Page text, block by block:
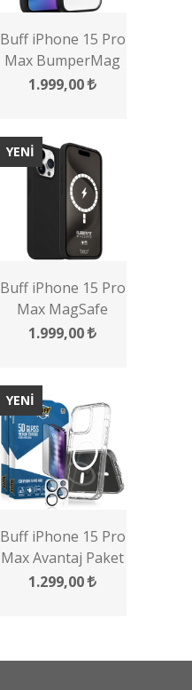
Buff iPhone 15 Pro
Max BumperMag
Kılıf
1.999,00
YENİ
Buff iPhone 15 Pro
Max MagSafe
Rubber Fit Kılıf
1.999,00
YENİ
Buff iPhone 15 Pro
Max Avantaj Paket
- 2x5D Ekran
1.299,00